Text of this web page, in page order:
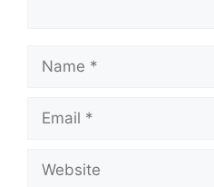
Name
Email
Website